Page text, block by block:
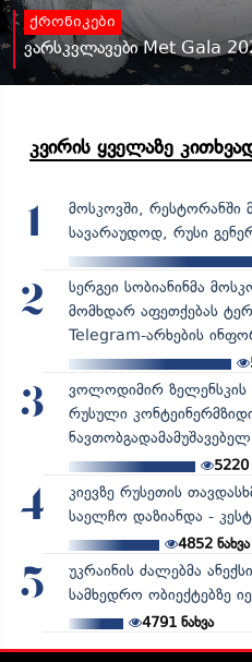
ქრონიკები
ვარსკვლავები Met Gala
კვირის ყველაზე
1
მოსკოვში, რესტორანში
სავარაუდოდ, რუსი
2
სერგეი სობიანინმა
მომხდარ აფეთქებას
Telegram-არხების
3
ვოლოდიმირ ზელენსკის
რუსული
5220
4
კიევზე რუსეთის
საელჩო დაზიანდა -
4852ნახვა
5
უკრაინის ძალებმა
სამხედრო ობიექტებზე
4791ნახვა